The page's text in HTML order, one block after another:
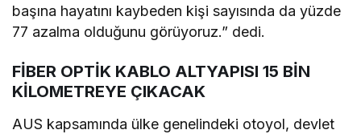
başına hayatını kaybeden kişi sayısında da yüzde
77 azalma olduğunu görüyoruz.” dedi.
FİBER OPTİK KABLO ALTYAPISI 15 BİN
KİLOMETREYE ÇIKACAK
AUS kapsamında ülke genelindeki otoyol, devlet